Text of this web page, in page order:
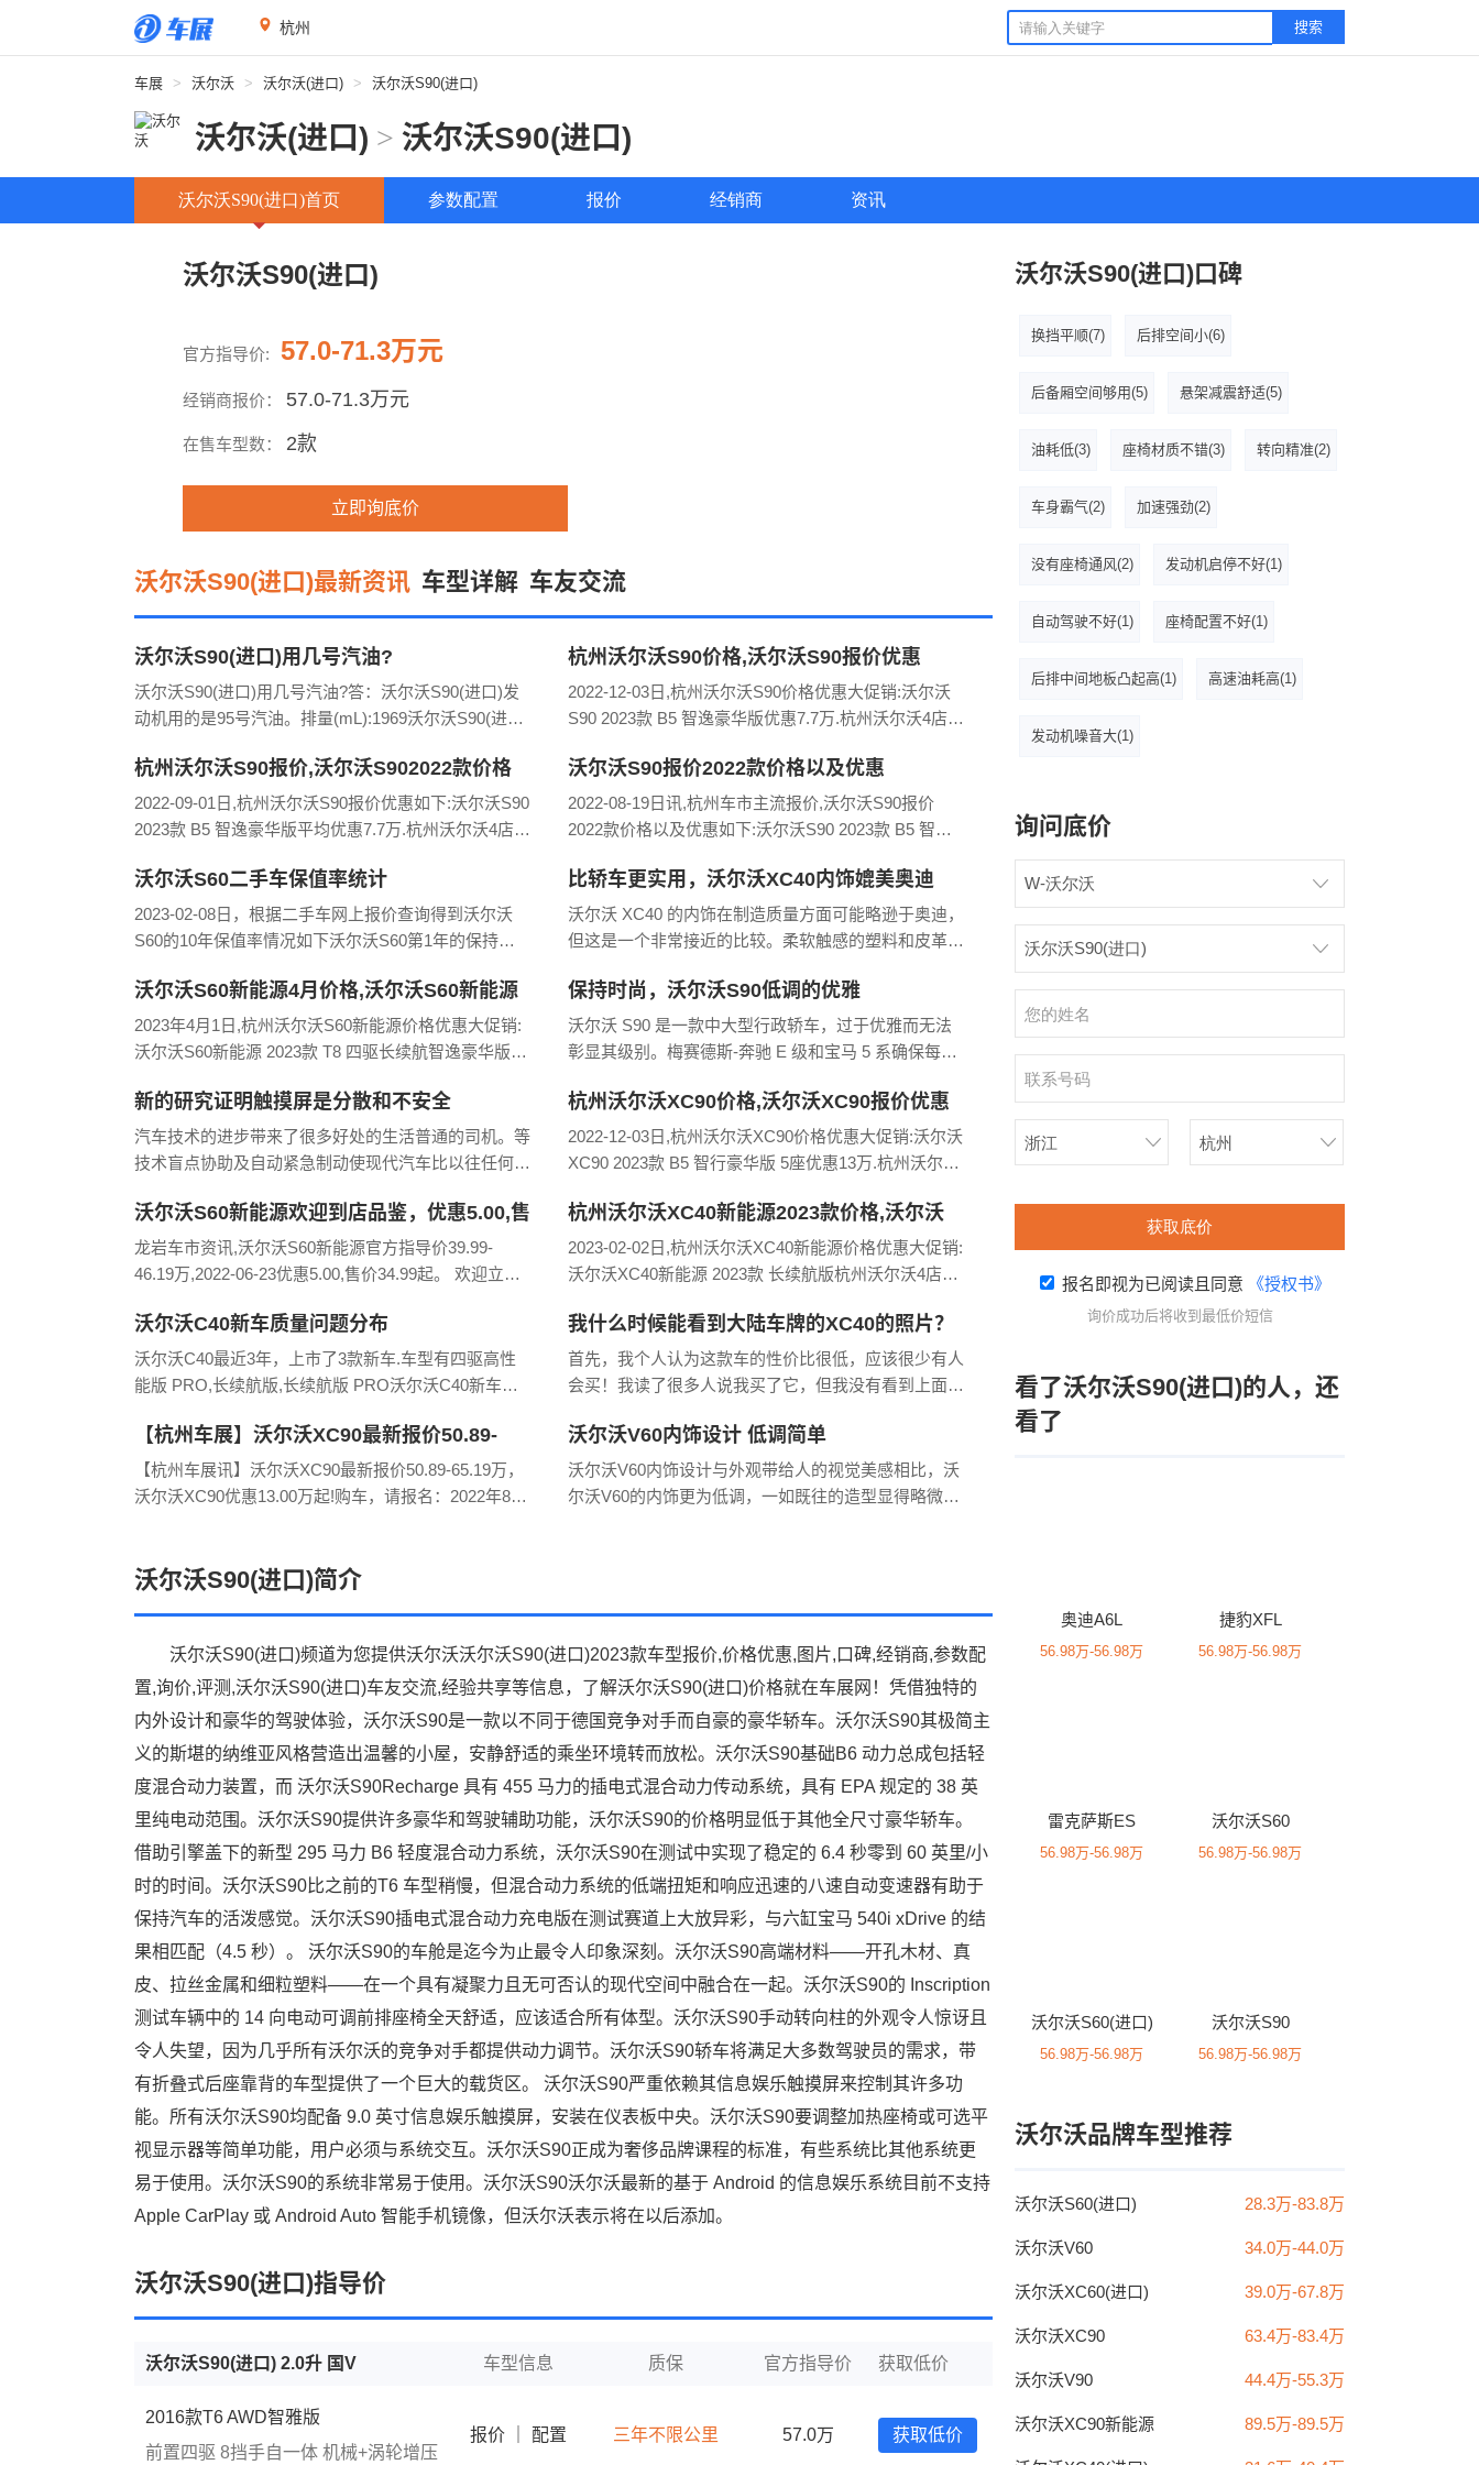
杭州 搜索
车展 > 沃尔沃 > 沃尔沃(进口) > 沃尔沃S90(进口)
沃尔沃(进口) > 沃尔沃S90(进口)
沃尔沃S90(进口)首页 参数配置 报价 经销商 资讯
沃尔沃S90(进口)
官方指导价: 57.0-71.3万元
经销商报价： 57.0-71.3万元
在售车型数： 2款
立即询底价
沃尔沃S90(进口)最新资讯 车型详解 车友交流
沃尔沃S90(进口)用几号汽油?
沃尔沃S90(进口)用几号汽油?答：沃尔沃S90(进口)发
动机用的是95号汽油。排量(mL):1969沃尔沃S90(进口)
气缸排列形式:L
杭州沃尔沃S90价格,沃尔沃S90报价优惠
2022-12-03日,杭州沃尔沃S90价格优惠大促销:沃尔沃
S90 2023款 B5 智逸豪华版优惠7.7万.杭州沃尔沃4店优
77000元杭州
杭州沃尔沃S90报价,沃尔沃S902022款价格
优惠
2022-09-01日,杭州沃尔沃S90报价优惠如下:沃尔沃S90
2023款 B5 智逸豪华版平均优惠7.7万.杭州沃尔沃4店优
万.4S店
沃尔沃S90报价2022款价格以及优惠
2022-08-19日讯,杭州车市主流报价,沃尔沃S90报价
2022款价格以及优惠如下:沃尔沃S90 2023款 B5 智逸
S90 2
沃尔沃S60二手车保值率统计
2023-02-08日，根据二手车网上报价查询得到沃尔沃
S60的10年保值率情况如下沃尔沃S60第1年的保持率
保持率54%沃尔沃S60第4年的
比轿车更实用，沃尔沃XC40内饰媲美奥迪
沃尔沃 XC40 的内饰在制造质量方面可能略逊于奥迪，
但这是一个非常接近的比较。柔软触感的塑料和皮革的
Momentum 上，皮革内饰也是您选择木炭或木炭/金色
沃尔沃S60新能源4月价格,沃尔沃S60新能源
报价优惠-杭州2023年报价
2023年4月1日,杭州沃尔沃S60新能源价格优惠大促销:
沃尔沃S60新能源 2023款 T8 四驱长续航智逸豪华版优
店报价349900,相对厂
保持时尚，沃尔沃S90低调的优雅
沃尔沃 S90 是一款中大型行政轿车，过于优雅而无法
彰显其级别。梅赛德斯-奔驰 E 级和宝马 5 系确保每个
调。2022 款沃尔沃 S90 在内部和外部都
新的研究证明触摸屏是分散和不安全
汽车技术的进步带来了很多好处的生活普通的司机。等
技术盲点协助及自动紧急制动使现代汽车比以往任何时
风险。但一些领先的安全专家认为这些系统不那么有
效。现
杭州沃尔沃XC90价格,沃尔沃XC90报价优惠
2022-12-03日,杭州沃尔沃XC90价格优惠大促销:沃尔沃
XC90 2023款 B5 智行豪华版 5座优惠13万.杭州沃尔沃
降价1300
沃尔沃S60新能源欢迎到店品鉴，优惠5.00,售
价34.99起 - 龙岩车市报价
龙岩车市资讯,沃尔沃S60新能源官方指导价39.99-
46.19万,2022-06-23优惠5.00,售价34.99起。 欢迎立即
杭州沃尔沃XC40新能源2023款价格,沃尔沃
XC40新能源报价优惠
2023-02-02日,杭州沃尔沃XC40新能源价格优惠大促销:
沃尔沃XC40新能源 2023款 长续航版杭州沃尔沃4店优
稳定杭州中沃4S店报价
沃尔沃C40新车质量问题分布
沃尔沃C40最近3年，上市了3款新车.车型有四驱高性
能版 PRO,长续航版,长续航版 PRO沃尔沃C40新车质
身外观0%,行驶过程0%,功能操作0%,
我什么时候能看到大陆车牌的XC40的照片？
首先，我个人认为这款车的性价比很低，应该很少有人
会买！我读了很多人说我买了它，但我没有看到上面有
吗？没有认证，没有发票，只有一张有卡的照片，在路
上看到它
【杭州车展】沃尔沃XC90最新报价50.89-
65.19万，沃尔沃XC90优惠13.00万起
【杭州车展讯】沃尔沃XC90最新报价50.89-65.19万，
沃尔沃XC90优惠13.00万起!购车，请报名：2022年8月
沃尔沃V60内饰设计 低调简单
沃尔沃V60内饰设计与外观带给人的视觉美感相比，沃
尔沃V60的内饰更为低调，一如既往的造型显得略微过
沃尔沃S90(进口)简介
沃尔沃S90(进口)频道为您提供沃尔沃沃尔沃S90(进口)2023款车型报价,价格优惠,图片,口碑,经销商,参数配
置,询价,评测,沃尔沃S90(进口)车友交流,经验共享等信息，了解沃尔沃S90(进口)价格就在车展网！凭借独特的
内外设计和豪华的驾驶体验，沃尔沃S90是一款以不同于德国竞争对手而自豪的豪华轿车。沃尔沃S90其极简主
义的斯堪的纳维亚风格营造出温馨的小屋，安静舒适的乘坐环境转而放松。沃尔沃S90基础B6 动力总成包括轻
度混合动力装置，而 沃尔沃S90Recharge 具有 455 马力的插电式混合动力传动系统，具有 EPA 规定的 38 英
里纯电动范围。沃尔沃S90提供许多豪华和驾驶辅助功能，沃尔沃S90的价格明显低于其他全尺寸豪华轿车。
借助引擎盖下的新型 295 马力 B6 轻度混合动力系统，沃尔沃S90在测试中实现了稳定的 6.4 秒零到 60 英里/小
时的时间。沃尔沃S90比之前的T6 车型稍慢，但混合动力系统的低端扭矩和响应迅速的八速自动变速器有助于
保持汽车的活泼感觉。沃尔沃S90插电式混合动力充电版在测试赛道上大放异彩，与六缸宝马 540i xDrive 的结
果相匹配（4.5 秒）。 沃尔沃S90的车舱是迄今为止最令人印象深刻。沃尔沃S90高端材料——开孔木材、真
皮、拉丝金属和细粒塑料——在一个具有凝聚力且无可否认的现代空间中融合在一起。沃尔沃S90的 Inscription
测试车辆中的 14 向电动可调前排座椅全天舒适，应该适合所有体型。沃尔沃S90手动转向柱的外观令人惊讶且
令人失望，因为几乎所有沃尔沃的竞争对手都提供动力调节。沃尔沃S90轿车将满足大多数驾驶员的需求，带
有折叠式后座靠背的车型提供了一个巨大的载货区。 沃尔沃S90严重依赖其信息娱乐触摸屏来控制其许多功
能。所有沃尔沃S90均配备 9.0 英寸信息娱乐触摸屏，安装在仪表板中央。沃尔沃S90要调整加热座椅或可选平
视显示器等简单功能，用户必须与系统交互。沃尔沃S90正成为奢侈品牌课程的标准，有些系统比其他系统更
易于使用。沃尔沃S90的系统非常易于使用。沃尔沃S90沃尔沃最新的基于 Android 的信息娱乐系统目前不支持
Apple CarPlay 或 Android Auto 智能手机镜像，但沃尔沃表示将在以后添加。
沃尔沃S90(进口)指导价
沃尔沃S90(进口) 2.0升 国V 车型信息 质保 官方指导价 获取低价
2016款T6 AWD智雅版
前置四驱 8挡手自一体 机械+涡轮增压
报价 配置 三年不限公里 57.0万 获取低价
沃尔沃S90(进口)口碑
换挡平顺(7) 后排空间小(6)
后备厢空间够用(5) 悬架减震舒适(5)
油耗低(3) 座椅材质不错(3) 转向精准(2)
车身霸气(2) 加速强劲(2)
没有座椅通风(2) 发动机启停不好(1)
自动驾驶不好(1) 座椅配置不好(1)
后排中间地板凸起高(1) 高速油耗高(1)
发动机噪音大(1)
询问底价
获取底价
报名即视为已阅读且同意 《授权书》
询价成功后将收到最低价短信
看了沃尔沃S90(进口)的人，还
看了
奥迪A6L
56.98万-56.98万
捷豹XFL
56.98万-56.98万
雷克萨斯ES
56.98万-56.98万
沃尔沃S60
56.98万-56.98万
沃尔沃S60(进口)
56.98万-56.98万
沃尔沃S90
56.98万-56.98万
沃尔沃品牌车型推荐
沃尔沃S60(进口) 28.3万-83.8万
沃尔沃V60 34.0万-44.0万
沃尔沃XC60(进口) 39.0万-67.8万
沃尔沃XC90 63.4万-83.4万
沃尔沃V90 44.4万-55.3万
沃尔沃XC90新能源 89.5万-89.5万